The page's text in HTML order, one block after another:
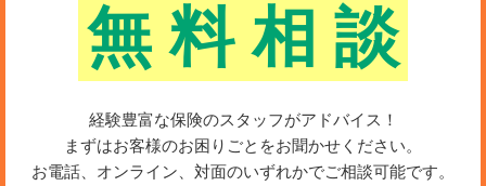
無 料 相 談
経験豊富な保険のスタッフがアドバイス！
まずはお客様のお困りごとをお聞かせください。
お電話、オンライン、対面のいずれかでご相談可能です。